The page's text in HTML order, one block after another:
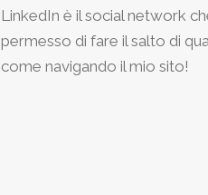
LinkedIn è il social network
permesso di fare il salto di
come navigando il mio sito!